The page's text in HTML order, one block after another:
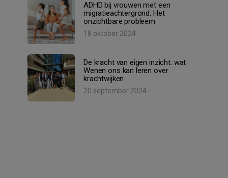
ADHD bij vrouwen met een
migratieachtergrond: Het
onzichtbare probleem
18 oktober 2024
De kracht van eigen inzicht: wat
Wenen ons kan leren over
krachtwijken
20 september 2024